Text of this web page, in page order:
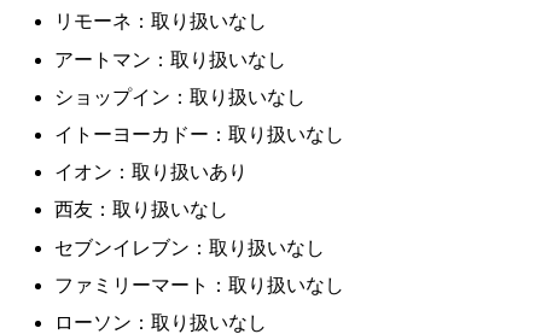
リモーネ：取り扱いなし
アートマン：取り扱いなし
ショップイン：取り扱いなし
イトーヨーカドー：取り扱いなし
イオン：取り扱いあり
西友：取り扱いなし
セブンイレブン：取り扱いなし
ファミリーマート：取り扱いなし
ローソン：取り扱いなし